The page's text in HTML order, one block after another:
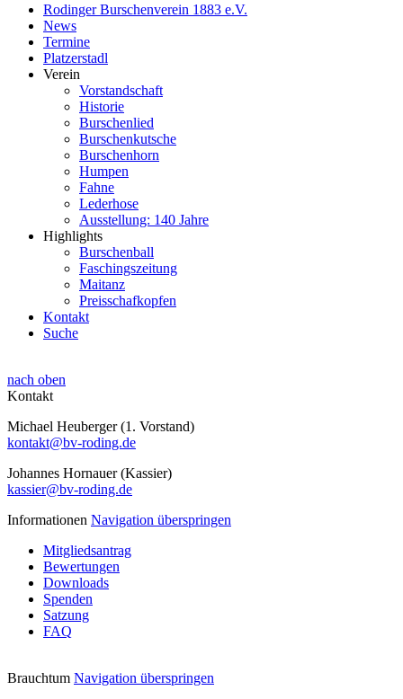
Rodinger Burschenverein 1883 e.V.
News
Termine
Platzerstadl
Verein
Vorstandschaft
Historie
Burschenlied
Burschenkutsche
Burschenhorn
Humpen
Fahne
Lederhose
Ausstellung: 140 Jahre
Highlights
Burschenball
Faschingszeitung
Maitanz
Preisschafkopfen
Kontakt
Suche
nach oben
Kontakt
Michael Heuberger (1. Vorstand)
kontakt@bv-roding.de
Johannes Hornauer (Kassier)
kassier@bv-roding.de
Informationen Navigation überspringen
Mitgliedsantrag
Bewertungen
Downloads
Spenden
Satzung
FAQ
Brauchtum Navigation überspringen